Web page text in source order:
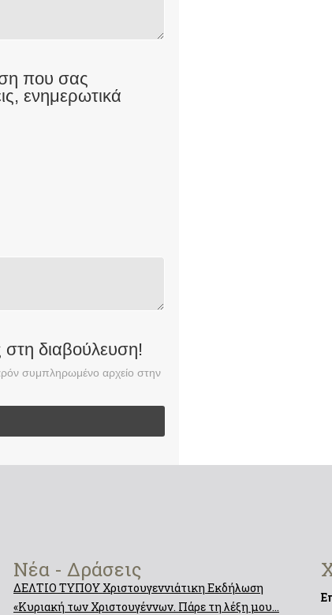
που σας
ενημερωτικά
διαβούλευση!
συμπληρωμένο αρχείο στην
Νέα - Δράσεις
ΔΕΛΤΙΟ ΤΥΠΟΥ Χριστουγεννιάτικη Εκδήλωση
«Κυριακή των Χριστουγέννων. Πάρε τη λέξη μου…